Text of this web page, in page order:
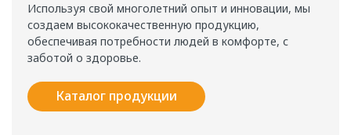
Используя свой многолетний опыт и инновации, мы
создаем высококачественную продукцию,
обеспечивая потребности людей в комфорте, с
заботой о здоровье.
Каталог продукции